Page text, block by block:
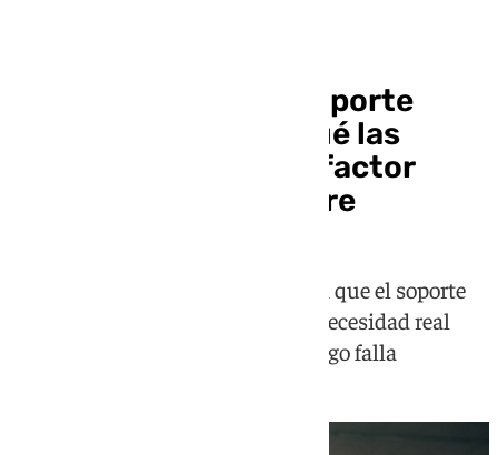
El coste oculto del soporte
automatizado: por qué las
empresas vuelven al factor
humano en el software
Cada vez más negocios descubren que el soporte
humano no es un lujo, sino una necesidad real
que marca la diferencia cuando algo falla